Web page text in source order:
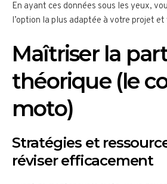
En ayant ces données sous les yeux,
l’option la plus adaptée à votre projet
Maîtriser la
théorique (le
moto)
Stratégies et
réviser efficacement